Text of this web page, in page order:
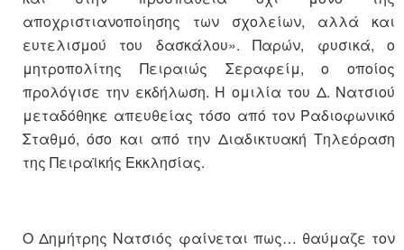
αποχριστιανοποίησης των σχολείων, αλλά και
ευτελισμού του δασκάλου». Παρών, φυσικά, ο
μητροπολίτης Πειραιώς Σεραφείμ, ο οποίος
προλόγισε την εκδήλωση. Η ομιλία του Δ. Νατσιού
μεταδόθηκε απευθείας τόσο από τον Ραδιοφωνικό
Σταθμό, όσο και από την Διαδικτυακή Τηλεόραση
της Πειραϊκής Εκκλησίας.
Ο Δημήτρης Νατσιός φαίνεται πως… θαύμαζε τον